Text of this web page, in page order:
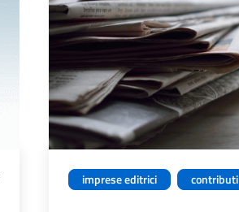
imprese editrici contributi